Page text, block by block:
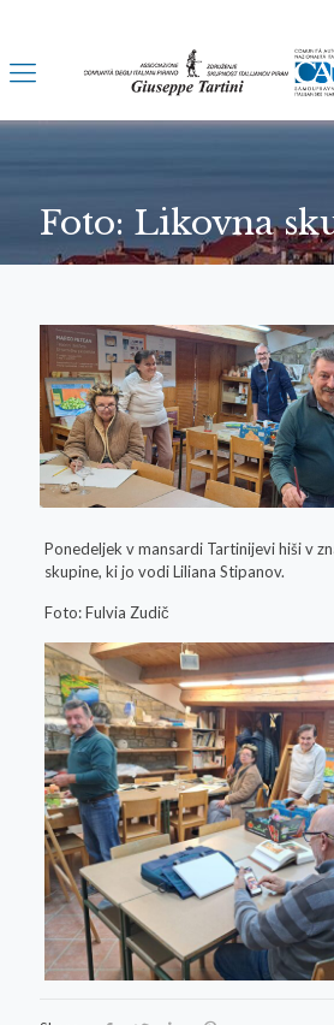
Foto: Likovna
Ponedeljek v mansardi Tartinijevi hiši v
skupine, ki jo vodi Liliana Stipanov.
Foto: Fulvia Zudič